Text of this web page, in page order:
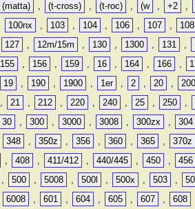
(matta) , (t-cross) , (t-roc) , (w , +2 ,
100nx , 103 , 104 , 106 , 107 , 108
127 , 12m/15m , 130 , 1300 , 131 ,
155 , 156 , 159 , 16 , 164 , 166 ,
19 , 190 , 1900 , 1er , 2 , 20 , 200
, 21 , 212 , 220 , 240 , 25 , 250 ,
30 , 300 , 3000 , 3008 , 300zx , 304
348 , 350z , 356 , 360 , 365 , 370z
, 408 , 411/412 , 440/445 , 450 , 456
, 500 , 5008 , 500l , 500x , 503 ,
6008 , 601 , 604 , 605 , 607 , 608